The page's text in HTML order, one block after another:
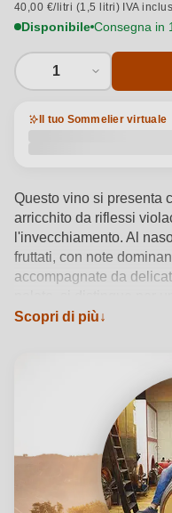
40,00 €/litri (1,5 litri) IVA
Disponibile Consegna in
1
Il tuo Sommelier virtuale
Questo vino si presenta
arricchito da riflessi
l'invecchiamento. Al
fruttati, con note
accompagnate da
corrispondenza
Scopri di più